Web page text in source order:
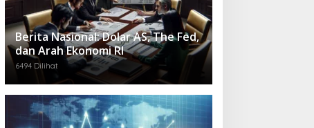
Berita Nasional: Dolar AS, The Fed,
dan Arah Ekonomi RI
6494 Dilihat